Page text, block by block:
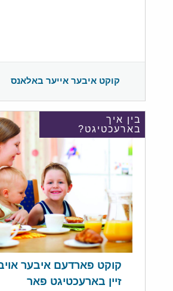
קוקט איבער אייער באלאנס
בין איך
בארעכטיגט?
קוקט פארדעם איבער
זיין בארעכטיגט פאר